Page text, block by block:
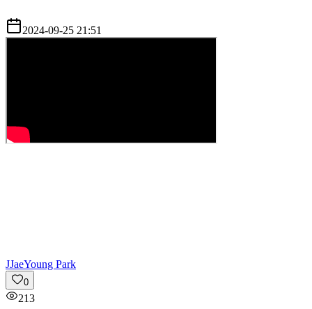
2024-09-25 21:51
JJaeYoung Park
0
213